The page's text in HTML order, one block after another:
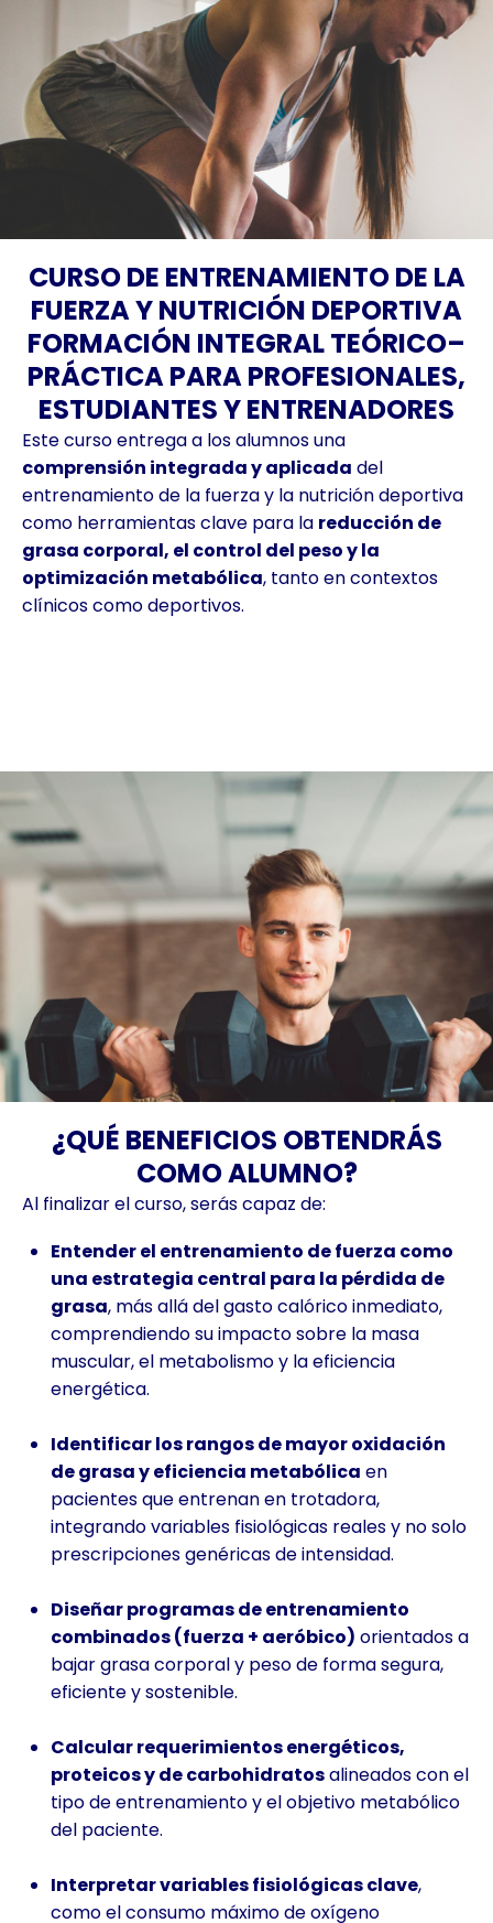
CURSO DE ENTRENAMIENTO DE LA
FUERZA Y NUTRICIÓN DEPORTIVA
FORMACIÓN INTEGRAL TEÓRICO–
PRÁCTICA PARA PROFESIONALES,
ESTUDIANTES Y ENTRENADORES
Este curso entrega a los alumnos una
comprensión integrada y aplicada del
entrenamiento de la fuerza y la nutrición deportiva
como herramientas clave para la reducción de
grasa corporal, el control del peso y la
optimización metabólica, tanto en contextos
clínicos como deportivos.
¿QUÉ BENEFICIOS OBTENDRÁS
COMO ALUMNO?
Al finalizar el curso, serás capaz de:
Entender el entrenamiento de fuerza como
una estrategia central para la pérdida de
grasa, más allá del gasto calórico inmediato,
comprendiendo su impacto sobre la masa
muscular, el metabolismo y la eficiencia
energética.
Identificar los rangos de mayor oxidación
de grasa y eficiencia metabólica en
pacientes que entrenan en trotadora,
integrando variables fisiológicas reales y no solo
prescripciones genéricas de intensidad.
Diseñar programas de entrenamiento
combinados (fuerza + aeróbico) orientados a
bajar grasa corporal y peso de forma segura,
eficiente y sostenible.
Calcular requerimientos energéticos,
proteicos y de carbohidratosalineados con el
tipo de entrenamiento y el objetivo metabólico
del paciente.
Interpretar variables fisiológicas clave,
como el consumo máximo de oxígeno